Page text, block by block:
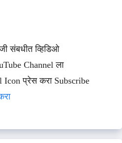
संबधीत व्हिडिओ
Channel ला
Icon प्रेस करा Subscribe